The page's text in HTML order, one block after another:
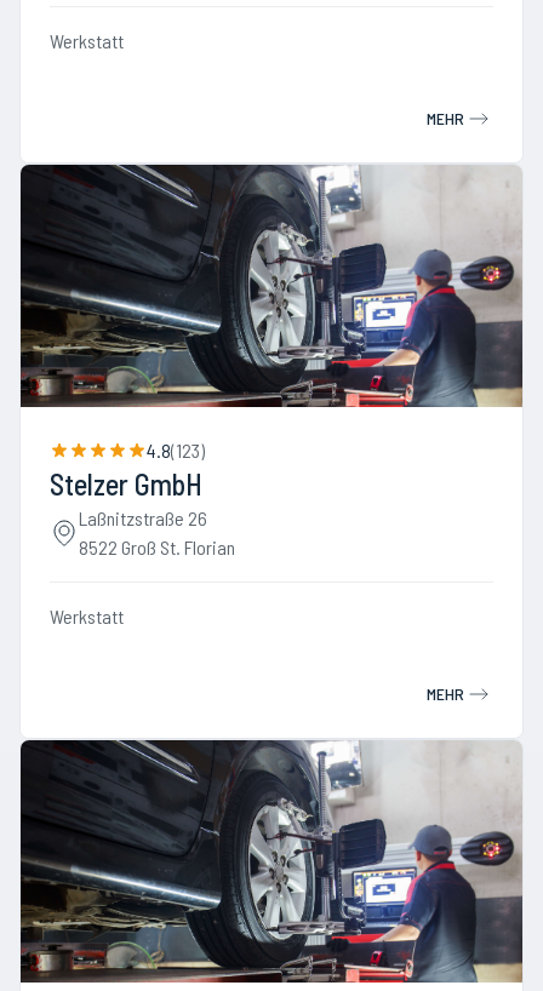
Werkstatt
MEHR
4.8(123)
Stelzer GmbH
Laßnitzstraße 26
8522 Groß St. Florian
Werkstatt
MEHR